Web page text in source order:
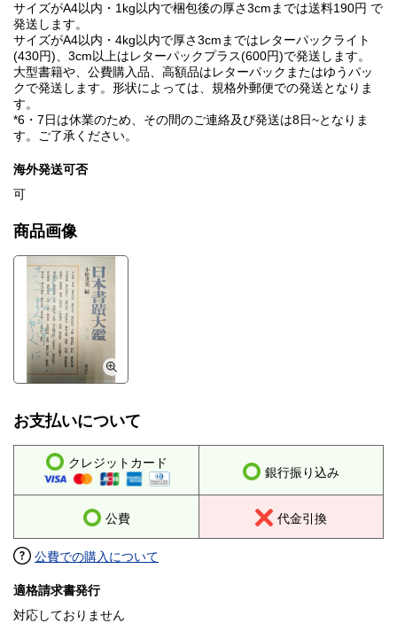
サイズがA4以内・1kg以内で梱包後の厚さ3cmまでは送料190円 で
発送します。
サイズがA4以内・4kg以内で厚さ3cmまではレターパックライト
(430円)、3cm以上はレターパックプラス(600円)で発送します。
大型書籍や、公費購入品、高額品はレターパックまたはゆうパッ
クで発送します。形状によっては、規格外郵便での発送となりま
す。
*6・7日は休業のため、その間のご連絡及び発送は8日~となりま
す。ご了承ください。
海外発送可否
可
商品画像
お支払いについて
クレジットカード
銀行振り込み
公費 代金引換
公費での購入について
適格請求書発行
対応しておりません